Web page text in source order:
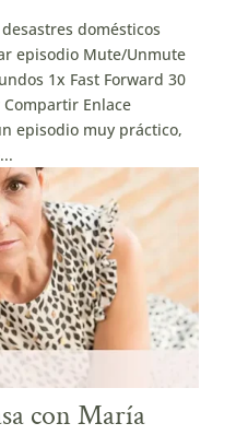
domésticos
episodio Mute/Unmute
1x Fast Forward 30
Enlace
episodio muy práctico,
con María